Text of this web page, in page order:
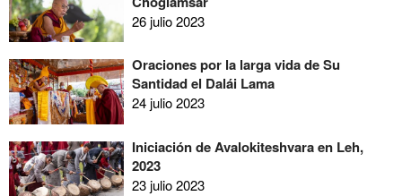
26 julio 2023
Oraciones por la larga vida de Su
Santidad el Dalái Lama
24 julio 2023
Iniciación de Avalokiteshvara en Leh,
2023
23 julio 2023